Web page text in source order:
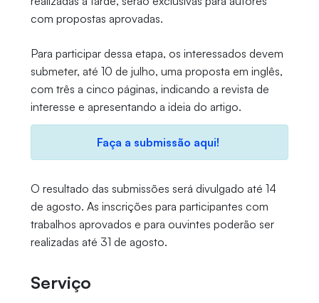
com propostas aprovadas.
Para participar dessa etapa, os interessados devem
submeter, até 10 de julho, uma proposta em inglês,
com três a cinco páginas, indicando a revista de
interesse e apresentando a ideia do artigo.
Faça a submissão aqui!
O resultado das submissões será divulgado até 14
de agosto. As inscrições para participantes com
trabalhos aprovados e para ouvintes poderão ser
realizadas até 31 de agosto.
Serviço